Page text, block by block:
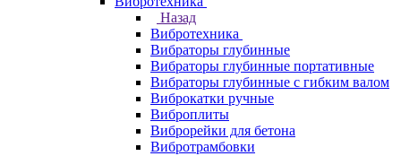
Назад
Вибротехника
Вибраторы глубинные
Вибраторы глубинные портативные
Вибраторы глубинные с гибким валом
Виброкатки ручные
Виброплиты
Виброрейки для бетона
Вибротрамбовки